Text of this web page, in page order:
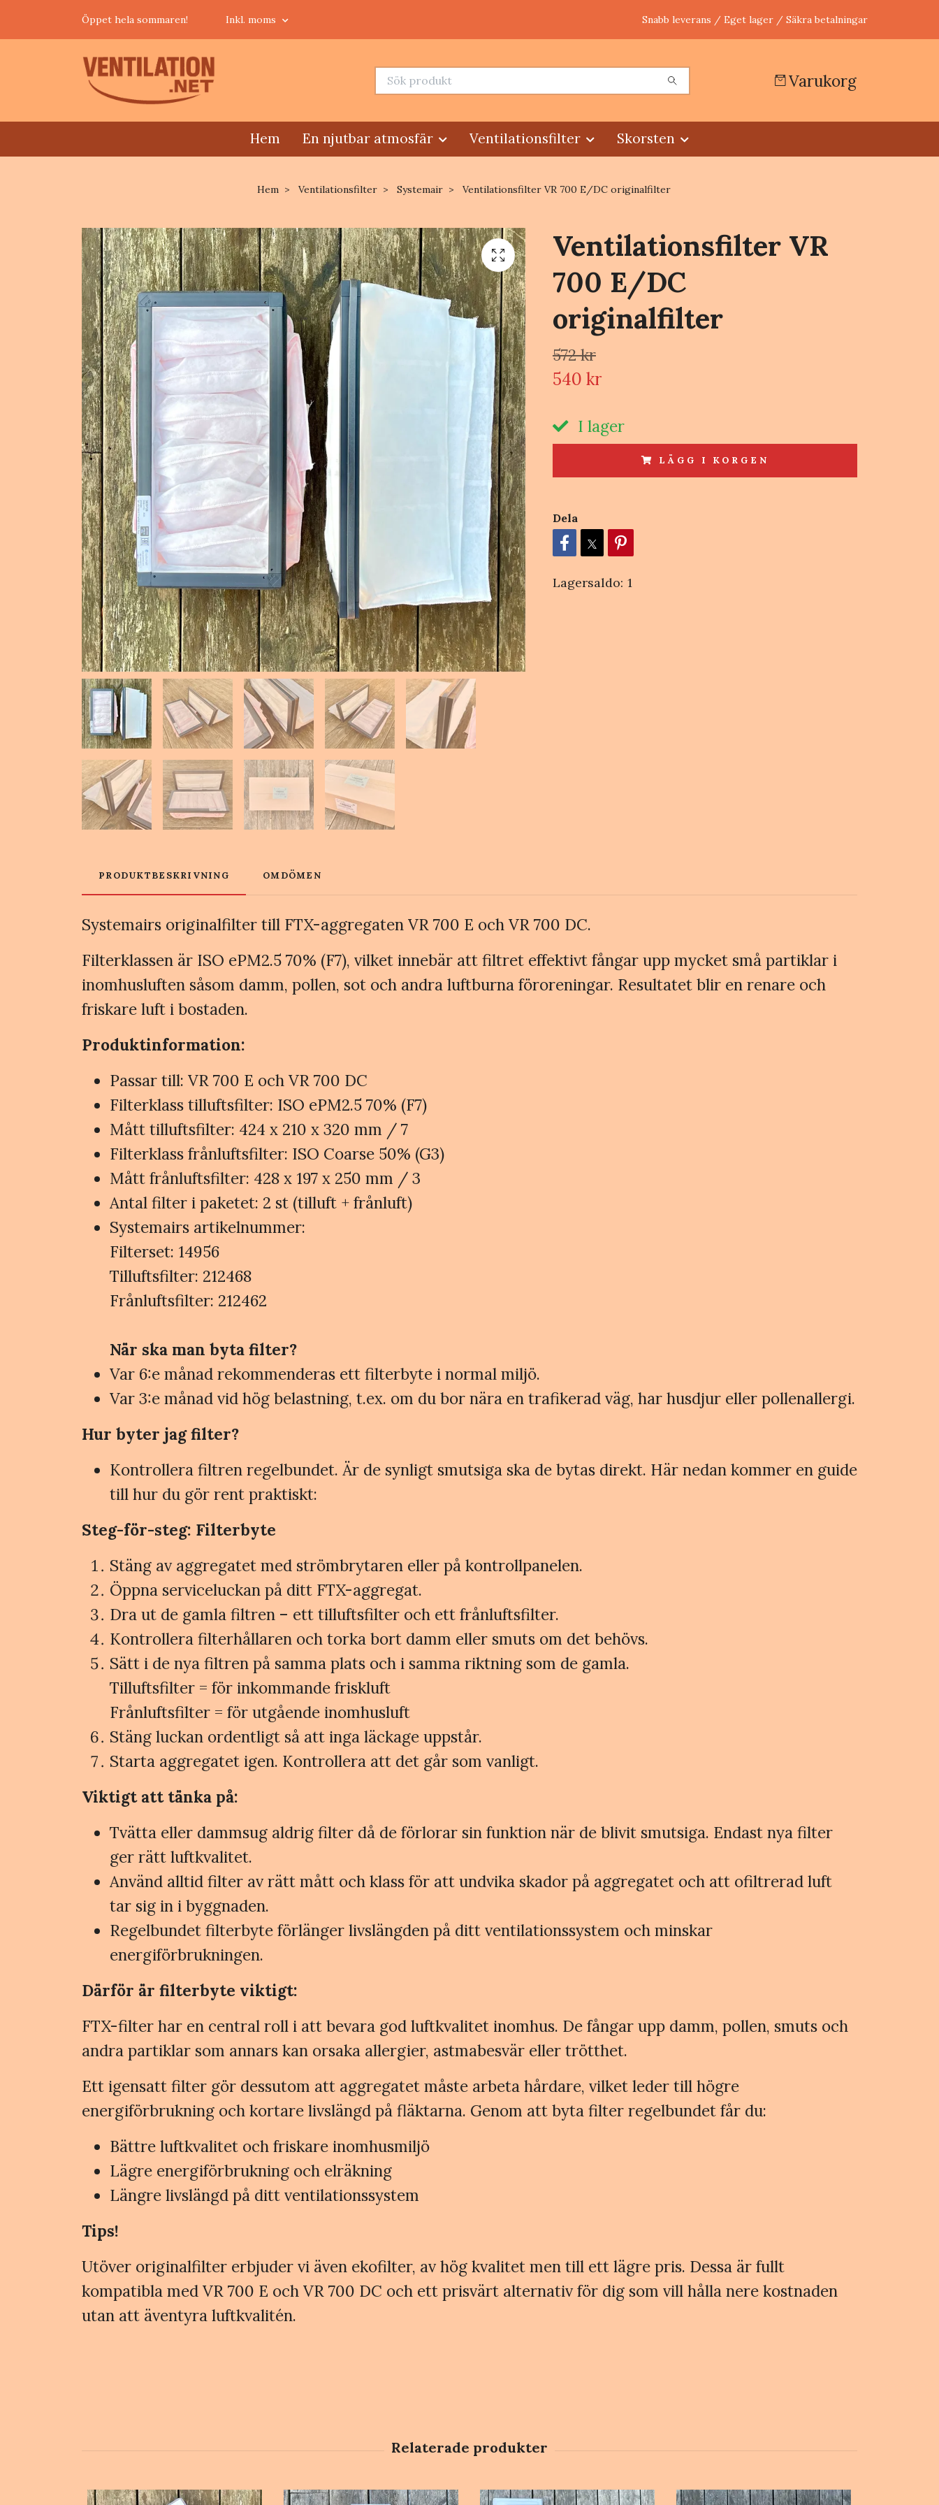
Öppet hela sommaren! Inkl. moms Snabb leverans / Eget lager / Säkra betalningar
Varukorg
Hem En njutbar atmosfär Ventilationsfilter Skorsten
Hem Ventilationsfilter Systemair Ventilationsfilter VR 700 E/DC originalfilter
Ventilationsfilter VR
700 E/DC
originalfilter
572 kr
540 kr
I lager
LÄGG I KORGEN
Dela
Lagersaldo: 1
PRODUKTBESKRIVNING OMDÖMEN
Systemairs originalfilter till FTX-aggregaten VR 700 E och VR 700 DC.
Filterklassen är ISO ePM2.5 70% (F7), vilket innebär att filtret effektivt fångar upp mycket små partiklar i
inomhusluften såsom damm, pollen, sot och andra luftburna föroreningar. Resultatet blir en renare och
friskare luft i bostaden.
Produktinformation:
Passar till: VR 700 E och VR 700 DC
Filterklass tilluftsfilter: ISO ePM2.5 70% (F7)
Mått tilluftsfilter: 424 x 210 x 320 mm / 7
Filterklass frånluftsfilter: ISO Coarse 50% (G3)
Mått frånluftsfilter: 428 x 197 x 250 mm / 3
Antal filter i paketet: 2 st (tilluft + frånluft)
Systemairs artikelnummer:
Filterset: 14956
Tilluftsfilter: 212468
Frånluftsfilter: 212462
När ska man byta filter?
Var 6:e månad rekommenderas ett filterbyte i normal miljö.
Var 3:e månad vid hög belastning, t.ex. om du bor nära en trafikerad väg, har husdjur eller pollenallergi.
Hur byter jag filter?
Kontrollera filtren regelbundet. Är de synligt smutsiga ska de bytas direkt. Här nedan kommer en guide
till hur du gör rent praktiskt:
Steg-för-steg: Filterbyte
Stäng av aggregatet med strömbrytaren eller på kontrollpanelen.
Öppna serviceluckan på ditt FTX-aggregat.
Dra ut de gamla filtren – ett tilluftsfilter och ett frånluftsfilter.
Kontrollera filterhållaren och torka bort damm eller smuts om det behövs.
Sätt i de nya filtren på samma plats och i samma riktning som de gamla.
Tilluftsfilter = för inkommande friskluft
Frånluftsfilter = för utgående inomhusluft
Stäng luckan ordentligt så att inga läckage uppstår.
Starta aggregatet igen. Kontrollera att det går som vanligt.
Viktigt att tänka på:
Tvätta eller dammsug aldrig filter då de förlorar sin funktion när de blivit smutsiga. Endast nya filter
ger rätt luftkvalitet.
Använd alltid filter av rätt mått och klass för att undvika skador på aggregatet och att ofiltrerad luft
tar sig in i byggnaden.
Regelbundet filterbyte förlänger livslängden på ditt ventilationssystem och minskar
energiförbrukningen.
Därför är filterbyte viktigt:
FTX-filter har en central roll i att bevara god luftkvalitet inomhus. De fångar upp damm, pollen, smuts och
andra partiklar som annars kan orsaka allergier, astmabesvär eller trötthet.
Ett igensatt filter gör dessutom att aggregatet måste arbeta hårdare, vilket leder till högre
energiförbrukning och kortare livslängd på fläktarna. Genom att byta filter regelbundet får du:
Bättre luftkvalitet och friskare inomhusmiljö
Lägre energiförbrukning och elräkning
Längre livslängd på ditt ventilationssystem
Tips!
Utöver originalfilter erbjuder vi även ekofilter, av hög kvalitet men till ett lägre pris. Dessa är fullt
kompatibla med VR 700 E och VR 700 DC och ett prisvärt alternativ för dig som vill hålla nere kostnaden
utan att äventyra luftkvalitén.